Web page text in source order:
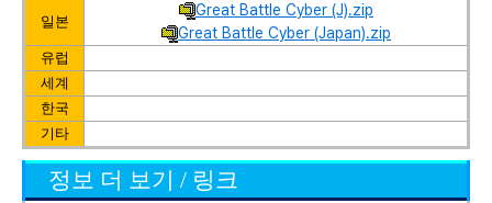
일본
Great Battle Cyber (J).zip
Great Battle Cyber (Japan).zip
유럽
세계
한국
기타
정보 더 보기 / 링크